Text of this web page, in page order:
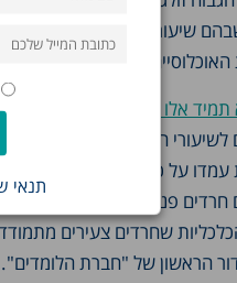
תנאי
שיעורי התעסוקה – אף
אלו היו פני הדברים
.
הנשים החרדיות עמדו
חרדים פנו ללימודי דת
שחרדים צעירים
הראשון של "חברת